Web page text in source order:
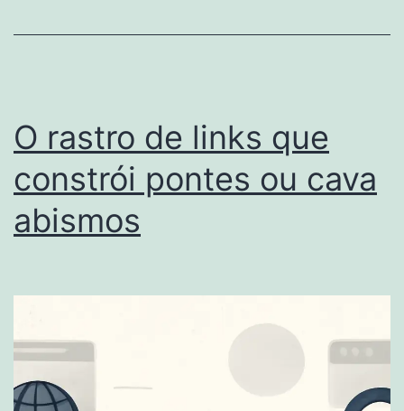
O rastro de links que
constrói pontes ou cava
abismos